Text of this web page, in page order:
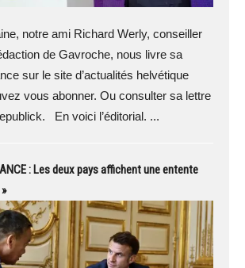
notre ami Richard Werly, conseiller
de Gavroche, nous livre sa
sur le site d’actualités helvétique
vous abonner. Ou consulter sa lettre
En voici l’éditorial. ...
: Les deux pays affichent une entente